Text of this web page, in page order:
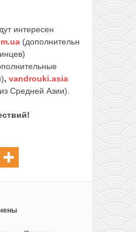
интересен
(дополнительн
, vandrouki.asia
Средней Азии).